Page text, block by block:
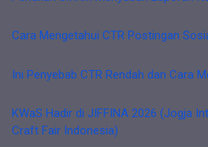
Cara Mengetahui CTR Postingan
Ini Penyebab CTR Rendah dan Cara
KWaS Hadir di JIFFINA 2026 (Jogja
Craft Fair Indonesia)